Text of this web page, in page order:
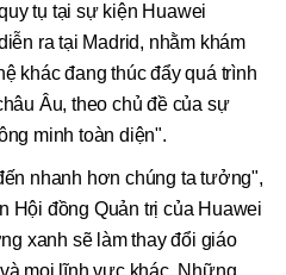
tụ tại sự kiện Huawei
ra tại Madrid, nhằm khám
khác đang thúc đẩy quá trình
Âu, theo chủ đề của sự
minh toàn diện".
nhanh hơn chúng ta tưởng",
Hội đồng Quản trị của Huawei
xanh sẽ làm thay đổi giáo
mọi lĩnh vực khác. Những